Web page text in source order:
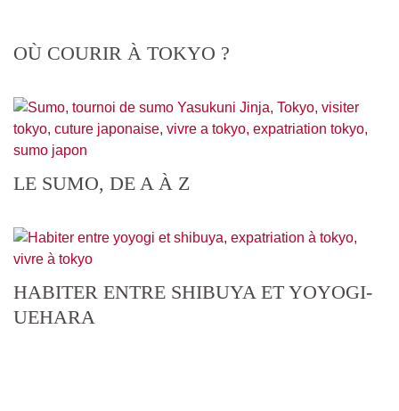
OÙ COURIR À TOKYO ?
LE SUMO, DE A À Z
HABITER ENTRE SHIBUYA ET YOYOGI-
UEHARA